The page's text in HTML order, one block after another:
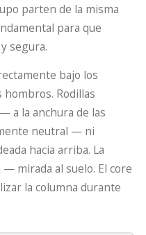
parten de la misma
para que
segura.
bajo los
Rodillas
a la anchura de las
neutral — ni
hacia arriba. La
mirada al suelo. El core
la columna durante